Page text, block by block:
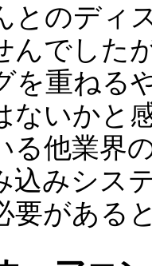
とのディ
んでした
を重ねる
ないかと
る他業界
込みシス
要がある